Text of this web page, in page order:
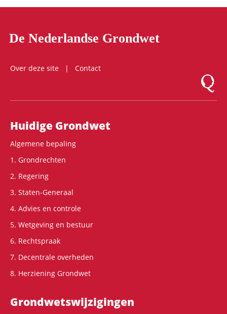
De Nederlandse Grondwet
Over deze site
Contact
Logo
Hoofdnavigatie
Huidige Grondwet
Algemene bepaling
1. Grondrechten
2. Regering
3. Staten-Generaal
4. Advies en controle
5. Wetgeving en bestuur
6. Rechtspraak
7. Decentrale overheden
8. Herziening Grondwet
Grondwets­wijzigingen